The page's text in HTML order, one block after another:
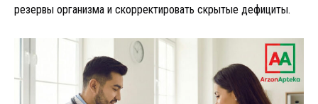
резервы организма и скорректировать скрытые дефициты.